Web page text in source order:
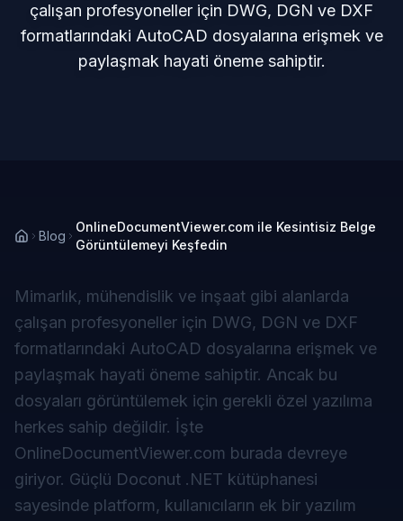
çalışan profesyoneller için DWG, DGN ve DXF
formatlarındaki AutoCAD dosyalarına erişmek ve
paylaşmak hayati öneme sahiptir.
Blog
OnlineDocumentViewer.com ile Kesintisiz Belge
Görüntülemeyi Keşfedin
Mimarlık, mühendislik ve inşaat gibi alanlarda
çalışan profesyoneller için DWG, DGN ve DXF
formatlarındaki AutoCAD dosyalarına erişmek ve
paylaşmak hayati öneme sahiptir. Ancak bu
dosyaları görüntülemek için gerekli özel yazılıma
herkes sahip değildir. İşte
OnlineDocumentViewer.com burada devreye
giriyor. Güçlü Doconut .NET kütüphanesi
sayesinde platform, kullanıcıların ek bir yazılım